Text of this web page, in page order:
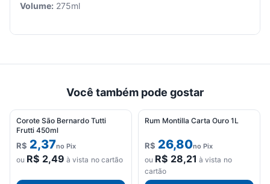
para
começar.
Volume: 275ml
Você também pode gostar
Corote São Bernardo Tutti
Frutti 450ml
R$ 2,37no Pix
ou R$ 2,49 à vista no cartão
Rum Montilla Carta Ouro 1L
R$ 26,80no Pix
ou R$ 28,21 à vista no
cartão